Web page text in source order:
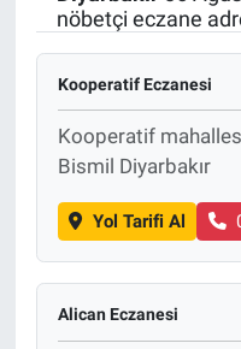
nöbetçi eczane
Kooperatif Eczanesi
Kooperatif
Bismil Diyarbakır
Yol Tarifi Al
Alican Eczanesi